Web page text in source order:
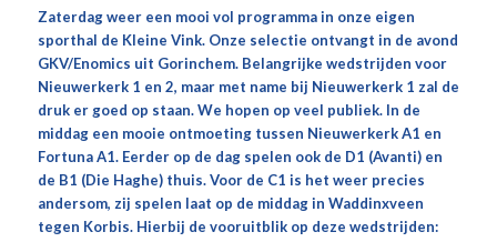
Zaterdag weer een mooi vol programma in onze eigen
sporthal de Kleine Vink. Onze selectie ontvangt in de avond
GKV/Enomics uit Gorinchem. Belangrijke wedstrijden voor
Nieuwerkerk 1 en 2, maar met name bij Nieuwerkerk 1 zal de
druk er goed op staan. We hopen op veel publiek. In de
middag een mooie ontmoeting tussen Nieuwerkerk A1 en
Fortuna A1. Eerder op de dag spelen ook de D1 (Avanti) en
de B1 (Die Haghe) thuis. Voor de C1 is het weer precies
andersom, zij spelen laat op de middag in Waddinxveen
tegen Korbis. Hierbij de vooruitblik op deze wedstrijden: